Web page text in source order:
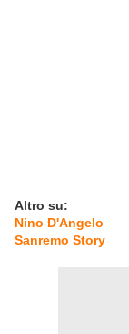
Altro su:
Nino D'Angelo
Sanremo Story